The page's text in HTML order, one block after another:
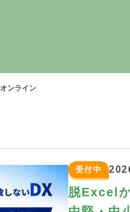
オンライン
受付中
脱Excel